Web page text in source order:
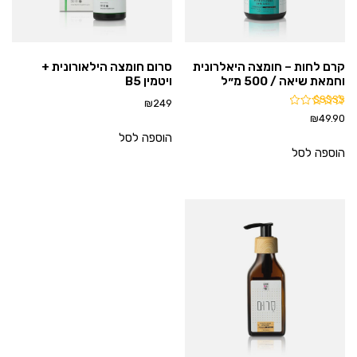
קרם לחות – חומצה היאלרונית
וחמאת שיאה / 500 מ״ל
דורג
5.00
₪49.90
הוספה לסל
סרום חומצה הילאורונית +
ויטמין B5
₪249
הוספה לסל